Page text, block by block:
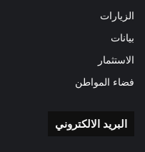
الزيارات
بيانات
الاستثمار
فضاء المواطن
البريد الالكتروني